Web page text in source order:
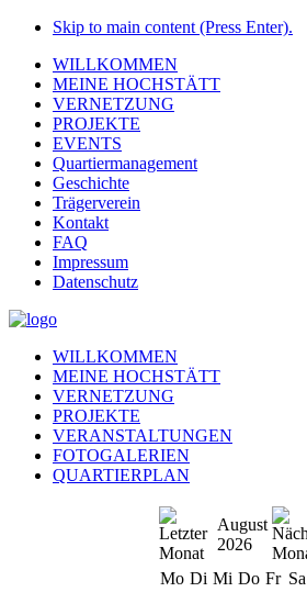
Skip to main content (Press Enter).
WILLKOMMEN
MEINE HOCHSTÄTT
VERNETZUNG
PROJEKTE
EVENTS
Quartiermanagement
Geschichte
Trägerverein
Kontakt
FAQ
Impressum
Datenschutz
WILLKOMMEN
MEINE HOCHSTÄTT
VERNETZUNG
PROJEKTE
VERANSTALTUNGEN
FOTOGALERIEN
QUARTIERPLAN
August
2026
Mo Di Mi Do Fr Sa